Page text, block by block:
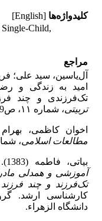
کلیدواژه‌ها [English]
Single-Child,
مراجع
امید به زندگی و
تک‌فرزندی و چند
تربیتی، شماره ۱۱، ص49-65.
اخوان کاظمی، بهرام (1386). امنیت و ابعاد آن در
مطالعات اسلامی، شماره 75،
بیاتی، فاطمه (1383).
آموزشی و همدلی
تک‌فرزند و چند
کارشناسی ارشد.
دانشگاه الزهراء.